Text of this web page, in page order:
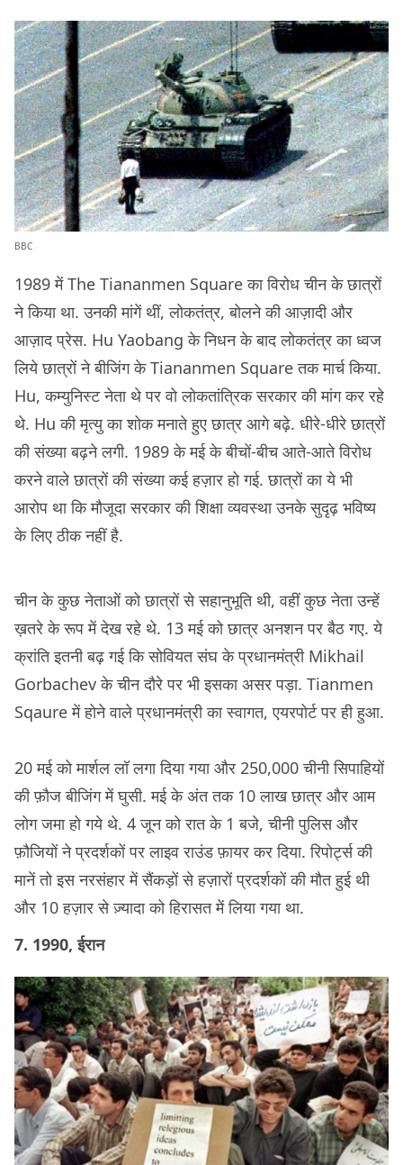
BBC
1989 में The Tiananmen Square का विरोध चीन के छात्रों
ने किया था. उनकी मांगें थीं, लोकतंत्र, बोलने की आज़ादी और
आज़ाद प्रेस. Hu Yaobang के निधन के बाद लोकतंत्र का ध्वज
लिये छात्रों ने बीजिंग के Tiananmen Square तक मार्च किया.
Hu, कम्युनिस्ट नेता थे पर वो लोकतांत्रिक सरकार की मांग कर रहे
थे. Hu की मृत्यु का शोक मनाते हुए छात्र आगे बढ़े. धीरे-धीरे छात्रों
की संख्या बढ़ने लगी. 1989 के मई के बीचों-बीच आते-आते विरोध
करने वाले छात्रों की संख्या कई हज़ार हो गई. छात्रों का ये भी
आरोप था कि मौजूदा सरकार की शिक्षा व्यवस्था उनके सुदृढ़ भविष्य
के लिए ठीक नहीं है.
चीन के कुछ नेताओं को छात्रों से सहानुभूति थी, वहीं कुछ नेता उन्हें
ख़तरे के रूप में देख रहे थे. 13 मई को छात्र अनशन पर बैठ गए. ये
क्रांति इतनी बढ़ गई कि सोवियत संघ के प्रधानमंत्री Mikhail
Gorbachev के चीन दौरे पर भी इसका असर पड़ा. Tianmen
Sqaure में होने वाले प्रधानमंत्री का स्वागत, एयरपोर्ट पर ही हुआ.
20 मई को मार्शल लॉ लगा दिया गया और 250,000 चीनी सिपाहियों
की फ़ौज बीजिंग में घुसी. मई के अंत तक 10 लाख छात्र और आम
लोग जमा हो गये थे. 4 जून को रात के 1 बजे, चीनी पुलिस और
फ़ौजियों ने प्रदर्शकों पर लाइव राउंड फ़ायर कर दिया. रिपोर्ट्स की
मानें तो इस नरसंहार में सैंकड़ों से हज़ारों प्रदर्शकों की मौत हुई थी
और 10 हज़ार से ज़्यादा को हिरासत में लिया गया था.
7. 1990, ईरान